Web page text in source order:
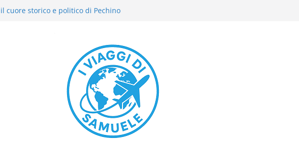
il cuore storico e politico di Pechino
d’Estate tra loto, camminate e
tra imperatori, simboli e cortili